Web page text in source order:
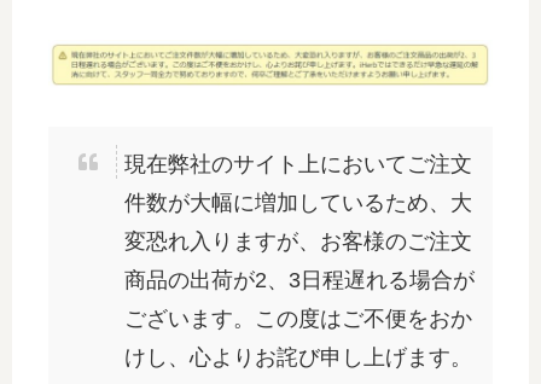
現在弊社のサイト上においてご注文
件数が大幅に増加しているため、大
変恐れ入りますが、お客様のご注文
商品の出荷が2、3日程遅れる場合が
ございます。この度はご不便をおか
けし、心よりお詫び申し上げます。